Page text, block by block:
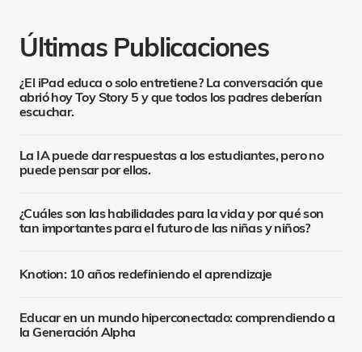
Últimas Publicaciones
¿El iPad educa o solo entretiene? La conversación que
abrió hoy Toy Story 5 y que todos los padres deberían
escuchar.
La IA puede dar respuestas a los estudiantes, pero no
puede pensar por ellos.
¿Cuáles son las habilidades para la vida y por qué son
tan importantes para el futuro de las niñas y niños?
Knotion: 10 años redefiniendo el aprendizaje
Educar en un mundo hiperconectado: comprendiendo a
la Generación Alpha